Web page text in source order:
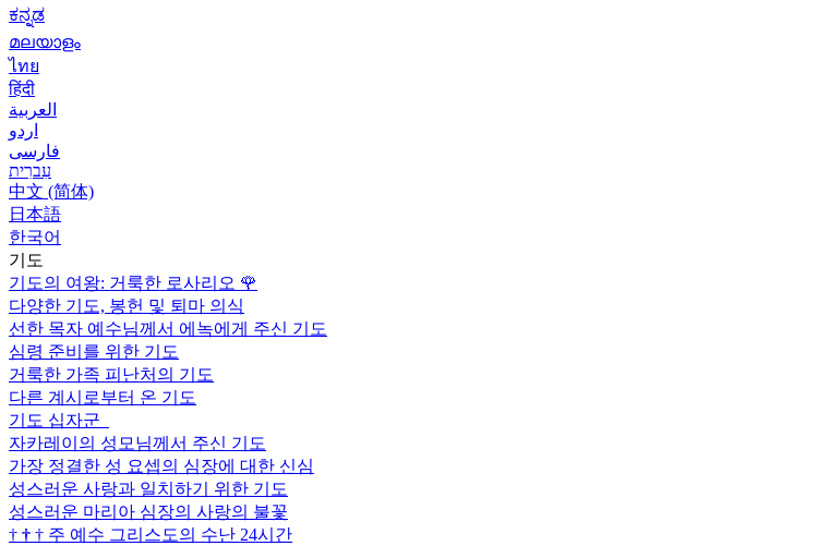
ಕನ್ನಡ
മലയാളം
ไทย
हिंदी
العربية
اردو
فارسی
עִברִית
中文 (简体)
日本語
한국어
기도
기도의 여왕: 거룩한 로사리오 🌹
다양한 기도, 봉헌 및 퇴마 의식
선한 목자 예수님께서 에녹에게 주신 기도
심령 준비를 위한 기도
거룩한 가족 피난처의 기도
다른 계시로부터 온 기도
기도 십자군
자카레이의 성모님께서 주신 기도
가장 정결한 성 요셉의 심장에 대한 신심
성스러운 사랑과 일치하기 위한 기도
성스러운 마리아 심장의 사랑의 불꽃
† † † 주 예수 그리스도의 수난 24시간